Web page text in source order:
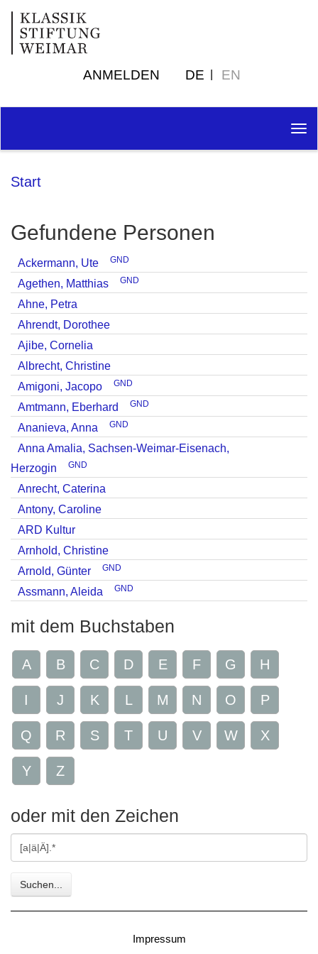
ANMELDEN DE EN
Start
Gefundene Personen
Ackermann, Ute GND
Agethen, Matthias GND
Ahne, Petra
Ahrendt, Dorothee
Ajibe, Cornelia
Albrecht, Christine
Amigoni, Jacopo
GND
Amtmann, Eberhard GND
Ananieva, Anna GND
Anna Amalia, Sachsen-Weimar-Eisenach,
Herzogin
GND
Anrecht, Caterina
Antony, Caroline
ARD Kultur
Arnhold, Christine
Arnold, Günter
GND
Assmann, Aleida GND
mit dem Buchstaben
A B C D E F G H
I J K L M N O P
Q R S T U V W X
Y Z
oder mit den Zeichen
Gesuchte
Zeichen
Suchen...
Impressum